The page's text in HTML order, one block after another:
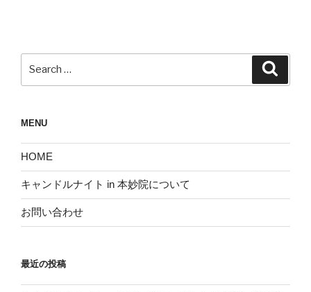
MENU
HOME
キャンドルナイト in 本妙院について
お問い合わせ
最近の投稿